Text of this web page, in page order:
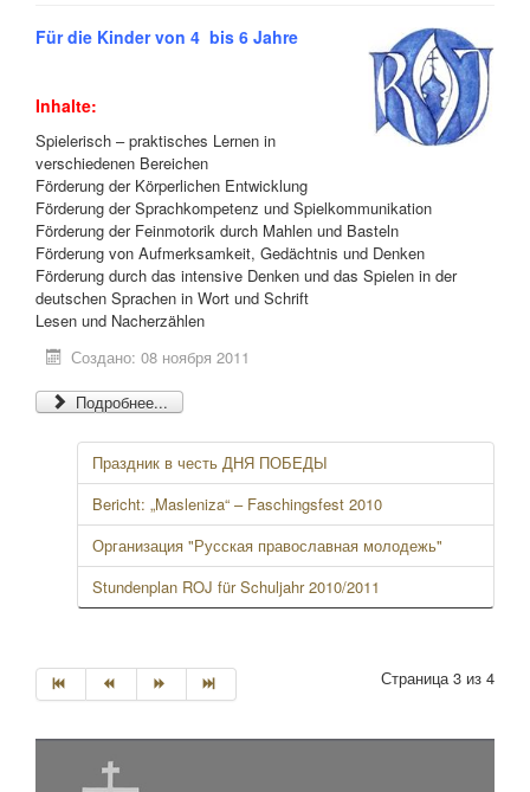
Für die Kinder von 4 bis 6 Jahre
Inhalte:
Spielerisch – praktisches Lernen in
verschiedenen Bereichen
Förderung der Körperlichen Entwicklung
Förderung der Sprachkompetenz und Spielkommunikation
Förderung der Feinmotorik durch Mahlen und Basteln
Förderung von Aufmerksamkeit, Gedächtnis und Denken
Förderung durch das intensive Denken und das Spielen in der
deutschen Sprachen in Wort und Schrift
Lesen und Nacherzählen
Создано: 08 ноября 2011
Подробнее...
Праздник в честь ДНЯ ПОБЕДЫ
Bericht: „Masleniza“ – Faschingsfest 2010
Организация "Русская православная молодежь"
Stundenplan ROJ für Schuljahr 2010/2011
Страница 3 из 4